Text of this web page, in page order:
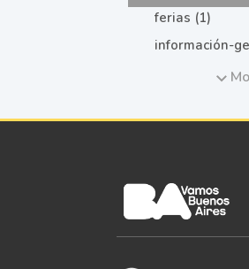
ferias (1)
información-